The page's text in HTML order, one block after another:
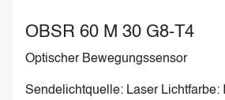
OBSR 60 M 30 G8-T4
Optischer Bewegungssensor
Sendelichtquelle: Laser Lichtfarbe: